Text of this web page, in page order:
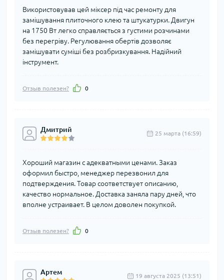
Використовував цей міксер під час ремонту для
замішування плиточного клею та штукатурки. Двигун
на 1750 Вт легко справляється з густими розчинами
без перегріву. Регулювання обертів дозволяє
замішувати суміші без розбризкування. Надійний
інструмент.
Отзыв полезен? 0
Дмитрий 25 марта (16:59)
Хороший магазин с адекватными ценами. Заказ
оформил быстро, менеджер перезвонил для
подтверждения. Товар соответствует описанию,
качество нормальное. Доставка заняла пару дней, что
вполне устраивает. В целом доволен покупкой.
Отзыв полезен? 0
Артем 19 августа 2025 (13:51)